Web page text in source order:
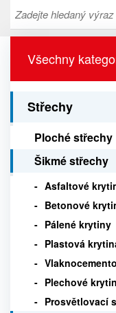
Všechny
Střechy
Ploché střechy
Šikmé střechy
Asfaltové
Betonové
Pálené krytiny
Plastová
Plechové
Prosvětlovací